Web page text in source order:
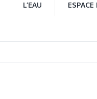
L’EAU ESPACE